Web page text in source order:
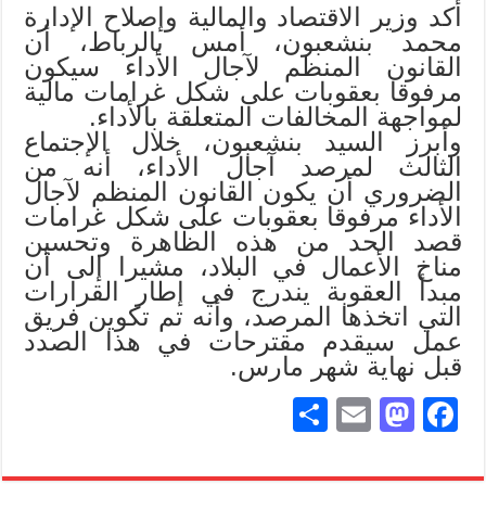
أكد وزير الاقتصاد والمالية وإصلاح الإدارة
محمد بنشعبون، أمس بالرباط، أن
القانون المنظم لآجال الأداء سيكون
مرفوقا بعقوبات على شكل غرامات مالية
لمواجهة المخالفات المتعلقة بالأداء.
وأبرز السيد بنشعبون، خلال الإجتماع
الثالث لمرصد آجال الأداء، أنه من
الضروري أن يكون القانون المنظم لآجال
الأداء مرفوقا بعقوبات على شكل غرامات
قصد الحد من هذه الظاهرة وتحسين
مناخ الأعمال في البلاد، مشيرا إلى أن
مبدأ العقوبة يندرج في إطار القرارات
التي اتخذها المرصد، وأنه تم تكوين فريق
عمل سيقدم مقترحات في هذا الصدد
قبل نهاية شهر مارس.
Fa
bo
M
to
E
ail
re